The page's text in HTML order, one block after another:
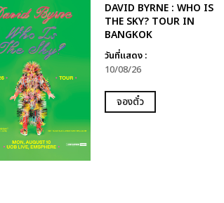
DAVID BYRNE : WHO IS
THE SKY? TOUR IN
BANGKOK
วันที่แสดง :
10/08/26
จองตั๋ว